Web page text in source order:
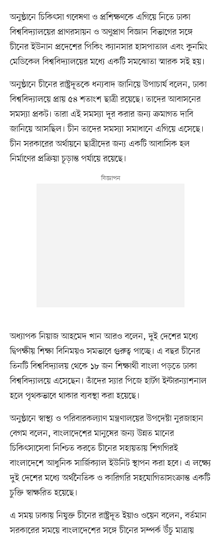
অনুষ্ঠানে চিকিৎসা গবেষণা ও প্রশিক্ষণকে এগিয়ে নিতে ঢাকা
বিশ্ববিদ্যালয়ের প্রাণরসায়ন ও অণুপ্রাণ বিজ্ঞান বিভাগের সঙ্গে
চীনের ইউনান প্রদেশের পিকিং ক্যানসার হাসপাতাল এবং কুনমিং
মেডিকেল বিশ্ববিদ্যালয়ের মধ্যে একটি সমঝোতা স্মারক সই হয়।
অনুষ্ঠানে চীনের রাষ্ট্রদূতকে ধন্যবাদ জানিয়ে উপাচার্য বলেন, ঢাকা
বিশ্ববিদ্যালয়ে প্রায় ৫৪ শতাংশ ছাত্রী রয়েছে। তাদের আবাসনের
সমস্যা প্রকট। তারা এই সমস্যা দূর করার জন্য ক্রমাগত দাবি
জানিয়ে আসছিল। চীন তাদের সমস্যা সমাধানে এগিয়ে এসেছে।
চীন সরকারের অর্থায়নে ছাত্রীদের জন্য একটি আবাসিক হল
নির্মাণের প্রক্রিয়া চূড়ান্ত পর্যায়ে রয়েছে।
অধ্যাপক নিয়াজ আহমেদ খান আরও বলেন, দুই দেশের মধ্যে
দ্বিপক্ষীয় শিক্ষা বিনিময়ও সমভাবে গুরুত্ব পাচ্ছে। এ বছর চীনের
তিনটি বিশ্ববিদ্যালয় থেকে ১৮ জন শিক্ষার্থী বাংলা পড়তে ঢাকা
বিশ্ববিদ্যালয়ে এসেছেন। তাঁদের স্যার পিজে হার্টগ ইন্টারন্যাশনাল
হলে পৃথকভাবে থাকার ব্যবস্থা করা হয়েছে।
অনুষ্ঠানে স্বাস্থ্য ও পরিবারকল্যাণ মন্ত্রণালয়ের উপদেষ্টা নুরজাহান
বেগম বলেন, বাংলাদেশের মানুষের জন্য উন্নত মানের
চিকিৎসাসেবা নিশ্চিত করতে চীনের সহায়তায় শিগগিরই
বাংলাদেশে আধুনিক সার্জিক্যাল ইউনিট স্থাপন করা হবে। এ লক্ষ্যে
দুই দেশের মধ্যে অর্থনৈতিক ও কারিগরি সহযোগিতাসংক্রান্ত একটি
চুক্তি স্বাক্ষরিত হয়েছে।
এ সময় ঢাকায় নিযুক্ত চীনের রাষ্ট্রদূত ইয়াও ওয়েন বলেন, বর্তমান
সরকারের সময়ে বাংলাদেশের সঙ্গে চীনের সম্পর্ক উঁচু মাত্রায়